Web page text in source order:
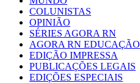
COLUNISTAS
OPINIÃO
SÉRIES AGORA RN
AGORA RN EDUCAÇÃO
EDIÇÃO IMPRESSA
PUBLICAÇÕES LEGAIS
EDIÇÕES ESPECIAIS